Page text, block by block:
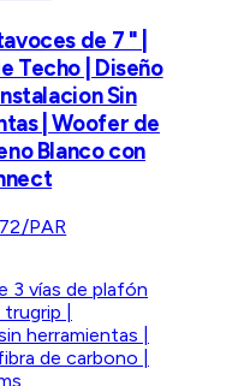
de 7 " |
Techo | Diseño
Sin
| Woofer de
Blanco con
PAR